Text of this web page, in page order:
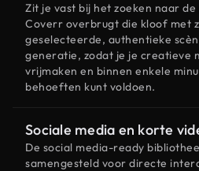
Zit je vast bij het zoeken naar
Coverr overbrugt die kloof met
geselecteerde, authentieke
generatie, zodat je je creatieve
vrijmaken en binnen enkele
behoeften kunt voldoen.
Sociale media en korte
De social media-ready
samengesteld voor directe